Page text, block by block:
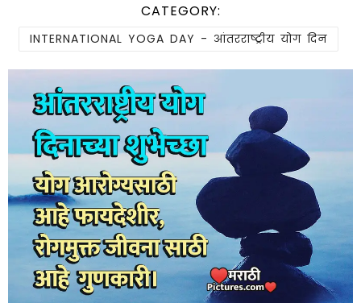
CATEGORY:
INTERNATIONAL YOGA DAY - आंतरराष्ट्रीय योग दिन